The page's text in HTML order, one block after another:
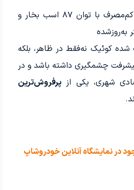
موتور ۱۵۰۰ سی‌سی کم‌مصرف با توان ۸۷ اسب بخار و
شده کوئیک نه‌فقط در ظاهر، بلکه
چشمگیری داشته باشد و در
شهری، یکی ازپرفروش‌ترین
در نمایشگاه آنلاین خودروشاپ